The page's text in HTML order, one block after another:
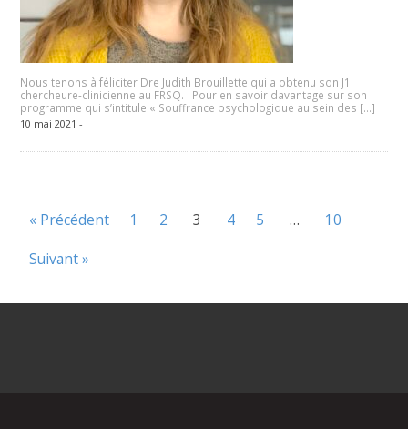
Nous tenons à féliciter Dre Judith Brouillette qui a obtenu son J1
chercheure-clinicienne au FRSQ. Pour en savoir davantage sur son
programme qui s’intitule « Souffrance psychologique au sein des […]
10 mai 2021 -
« Précédent 1 2 3 4 5 …
10
Suivant »